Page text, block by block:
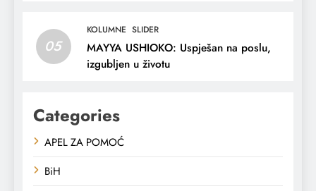
05
KOLUMNE SLIDER
MAYYA USHIOKO: Uspješan na poslu,
izgubljen u životu
Categories
APEL ZA POMOĆ
BiH